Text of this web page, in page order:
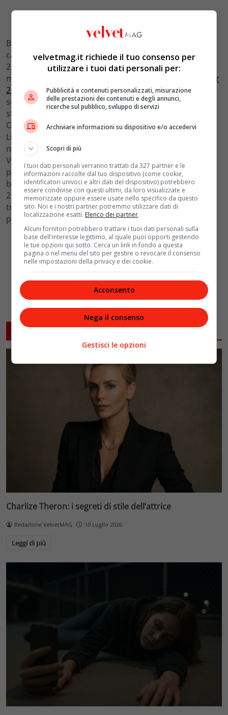
Billie Eilish ha più volte sfruttato il total black sul red
carpet. L’ha fatto in occasione dei Grammy Awards
2022, ad esempio, con una creazione diRick Owens
munita di mantella e occhiali da sole. E anche agli
Oscar
2022 . Sul tappeto rosso più ambito di Hollywood, ha
scelto un abito con rouches e balze diGucci. Ed è della
stessa maison il minidress nero in raso ai Vanity Fair
Oscar Party. In occasione degli Oscars Nominees
Luncheon, ancora, porta la firma di Gucci con gonna
nude a rete e blazer in velluto. Sul red carpet dei
Variety’s Hitmakers Brunch nel 2021, Billie Eilish ha
proposto un completo rosso vinaccia con giacca
bomber in pendant. Infine, ai LACMA Art + Film Gala
2021, è tornata daGuccicon un abito che gioca con le
trasparenze, total black, accompagnato da boa di
piume.
ARTICOLI CORRELATI
Charlize Theron: i segreti di stile dell’attrice
Redazione VelvetMAG 10 Luglio 2026
Leggi di più
velvetmag.it richiede il tuo consenso per
utilizzare i tuoi dati personali per:
Pubblicità e contenuti personalizzati, misurazione
delle prestazioni dei contenuti e degli annunci,
ricerche sul pubblico, sviluppo di servizi
Archiviare informazioni su dispositivo e/o accedervi
Scopri di più
I tuoi dati personali verranno trattati da 327 partner e le
informazioni raccolte dal tuo dispositivo (come cookie,
identificatori univoci e altri dati del dispositivo) potrebbero
essere condivise con questi ultimi, da loro visualizzate e
memorizzate oppure essere usate nello specifico da questo
sito. Noi e i nostri partner potremmo utilizzare dati di
localizzazione esatti. Elenco dei partner.
Alcuni fornitori potrebbero trattare i tuoi dati personali sulla
base dell'interesse legittimo, al quale puoi opporti gestendo
le tue opzioni qui sotto. Cerca un link in fondo a questa
pagina o nel menu del sito per gestire o revocare il consenso
nelle impostazioni della privacy e dei cookie.
Acconsento
Nega il consenso
Gestisci le opzioni